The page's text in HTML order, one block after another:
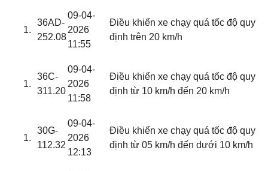
36AD-
252.08
09-04-
2026
11:55
Điều khiển xe chạy quá tốc độ quy
định trên 20 km/h
36C-
311.20
09-04-
2026
11:58
Điều khiển xe chạy quá tốc độ quy
định từ 10 km/h đến 20 km/h
30G-
112.32
09-04-
2026
12:13
Điều khiển xe chạy quá tốc độ quy
định từ 05 km/h đến dưới 10 km/h